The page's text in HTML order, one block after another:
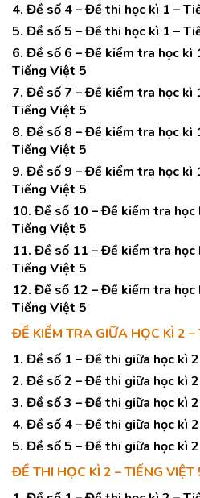
4. Đề số 4 – Đề thi học kì 1 –
5. Đề số 5 – Đề thi học kì 1 –
6. Đề số 6 – Đề kiểm tra học kì
Tiếng Việt 5
7. Đề số 7 – Đề kiểm tra học kì
Tiếng Việt 5
8. Đề số 8 – Đề kiểm tra học kì
Tiếng Việt 5
9. Đề số 9 – Đề kiểm tra học kì
Tiếng Việt 5
10. Đề số 10 – Đề kiểm tra
Tiếng Việt 5
11. Đề số 11 – Đề kiểm tra
Tiếng Việt 5
12. Đề số 12 – Đề kiểm tra
Tiếng Việt 5
ĐỀ KIỂM TRA GIỮA HỌC KÌ 2 –
1. Đề số 1 – Đề thi giữa học kì
2. Đề số 2 – Đề thi giữa học kì
3. Đề số 3 – Đề thi giữa học kì
4. Đề số 4 – Đề thi giữa học kì
5. Đề số 5 – Đề thi giữa học kì
ĐỀ THI HỌC KÌ 2 – TIẾNG VIỆT